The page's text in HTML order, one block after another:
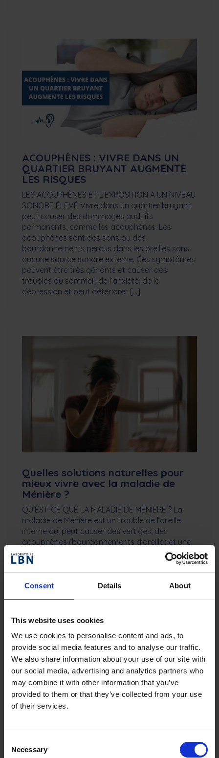
Consent Details About
This website uses cookies
We use cookies to personalise content and ads, to
provide social media features and to analyse our traffic.
We also share information about your use of our site with
our social media, advertising and analytics partners who
may combine it with other information that you’ve
provided to them or that they’ve collected from your use
of their services.
Selection
Necessary
ACOUPHÈNES : VIVRE DANS UN
QUARTIER BRUYANT AUGMENTE
LES RISQUES
LES ACOUPHÈNES ET L’EXPOSITION A UN NIVEAU
SONORE ÉLEVÉ Vivre dans un quartier bruyant
peut causer des dommages auditifs
permanents, comme les acouphènes. Les
acouphènes sont des sons ou des
bourdonnements perçus dans les oreilles sans
aucune source sonore externe. Ces symptômes
peuvent être très gênants et causer des
troubles du sommeil, de l’anxiété, de la
dépression et peut détériorer […]
Quelles solutions naturelles pour
mieux vivre avec la maladie de
Ménière ?
QU’EST-CE QUE LA MALADIE DE MENIERE ? La
maladie de Ménière est un trouble de l’oreille
interne qui peut causer des vertiges, des
acouphènes (bourdonnements d’oreille) et une
perte d’audition. Les causes exactes de la
maladie de Ménière restent encore floues. Il
s’agit d’une maladie touchant la partie la plus
profonde de l’oreille interne. Un liquide, […]
LES ACOUPHENES CHEZ LES